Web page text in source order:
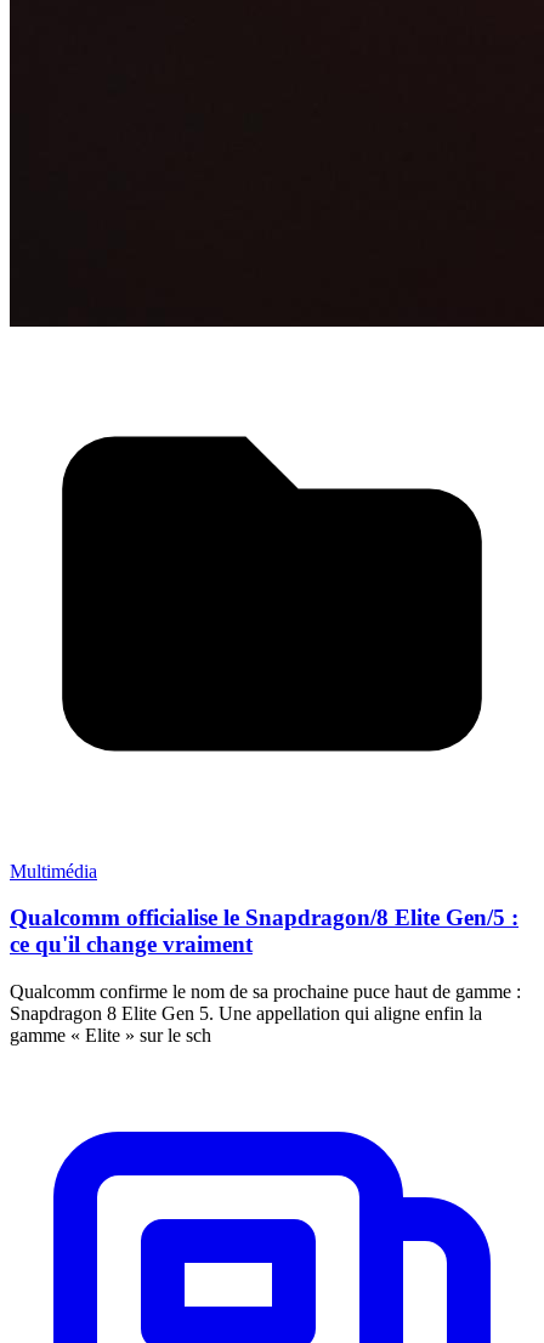
Multimédia
Qualcomm officialise le Snapdragon/8 Elite Gen/5 :
ce qu'il change vraiment
Qualcomm confirme le nom de sa prochaine puce haut de gamme :
Snapdragon 8 Elite Gen 5. Une appellation qui aligne enfin la
gamme « Elite » sur le sch